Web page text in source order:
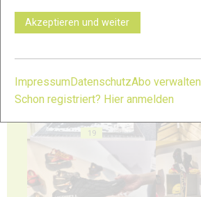
17
19
Akzeptieren und weiter
ImpressumDatenschutzAbo verwalten
Schon registriert? Hier anmelden